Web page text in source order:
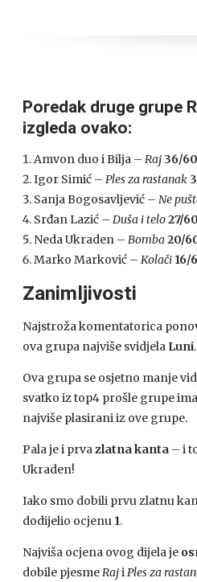
Poredak druge grupe
izgleda ovako:
Amvon duo i Bilja – Raj 36/60
Igor Simić – Ples za rastanak
Sanja Bogosavljević – Ne
Srđan Lazić – Duša i telo27/60
Neda Ukraden – Bomba20/
Marko Marković – Kolači 16/
Zanimljivosti
Najstroža komentatorica
ova grupa najviše svidjela Luni.
Ova grupa se osjetno manje
svatko iz top4 prošle grupe
najviše plasirani iz ove grupe.
Pala je i prvazlatna kanta – i
Ukraden!
Iako smo dobili prvu zlatnu
dodijelio ocjenu 1.
Najviša ocjena ovog dijela je
dobile pjesmeRajiPles za